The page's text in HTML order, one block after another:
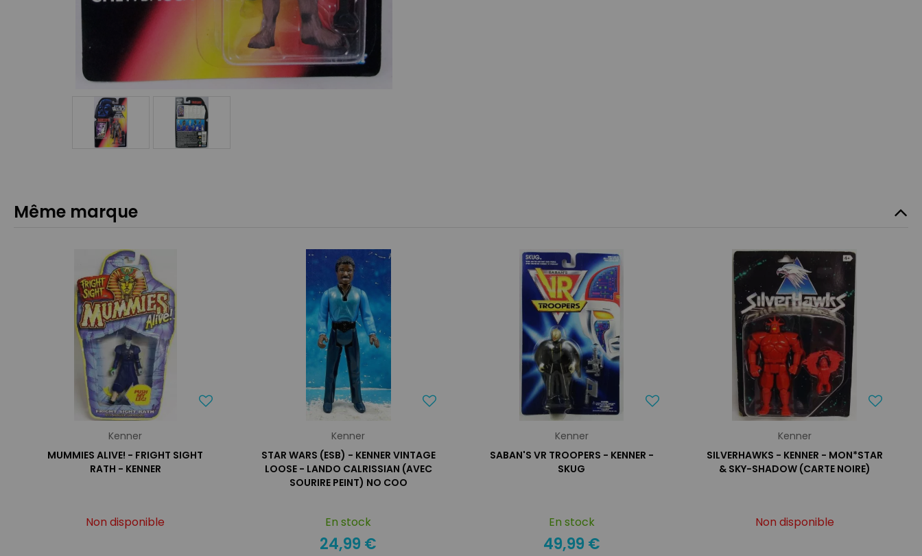
Même marque
Kenner
MUMMIES ALIVE! - FRIGHT SIGHT
RATH - KENNER
Non disponible
Kenner
STAR WARS (ESB) - KENNER VINTAGE
LOOSE - LANDO CALRISSIAN (AVEC
SOURIRE PEINT) NO COO
En stock
24,99 €
Kenner
SABAN'S VR TROOPERS - KENNER -
SKUG
En stock
49,99 €
Kenner
SILVERHAWKS - KENNER - MON*STAR
& SKY-SHADOW (CARTE NOIRE)
Non disponible